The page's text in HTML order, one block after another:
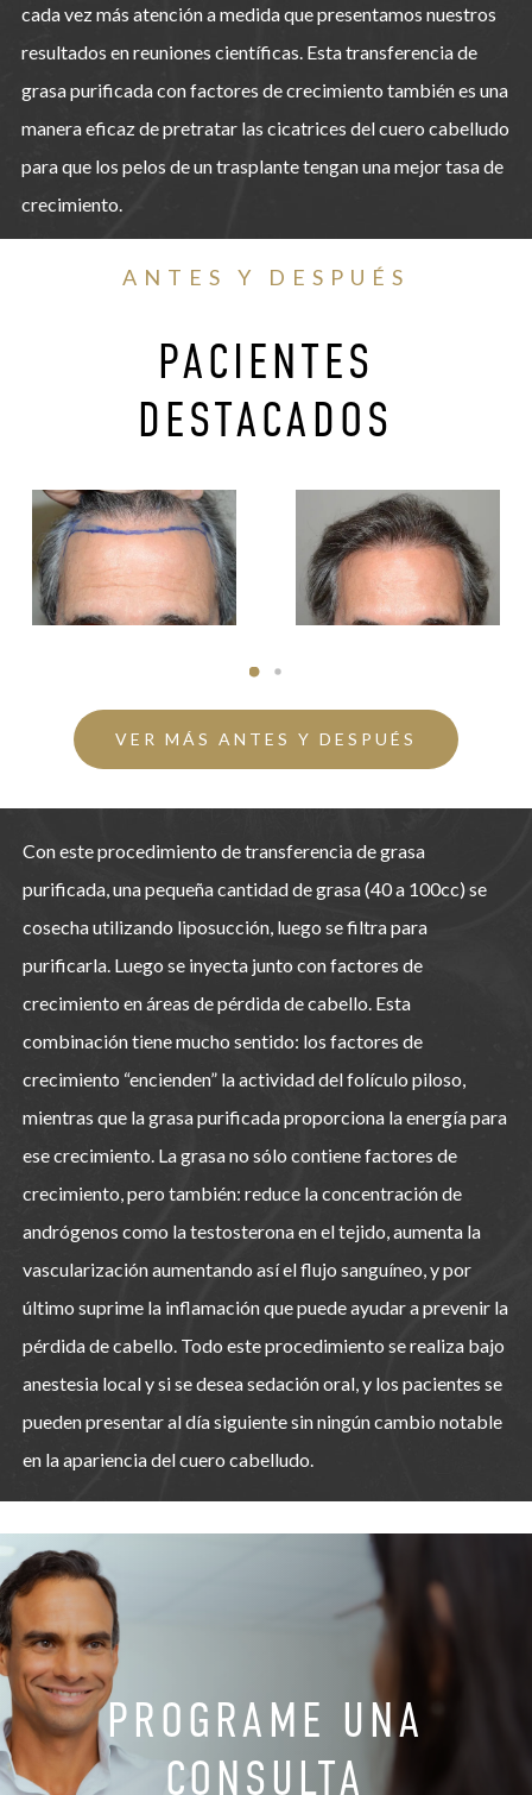
cada vez más atención a medida que presentamos nuestros
resultados en reuniones científicas. Esta transferencia de
grasa purificada con factores de crecimiento también es una
manera eficaz de pretratar las cicatrices del cuero cabelludo
para que los pelos de un trasplante tengan una mejor tasa de
crecimiento.
ANTES Y DESPUÉS
PACIENTES
DESTACADOS
VER MÁS ANTES Y DESPUÉS
Con este procedimiento de transferencia de grasa
purificada, una pequeña cantidad de grasa (40 a 100cc) se
cosecha utilizando liposucción, luego se filtra para
purificarla. Luego se inyecta junto con factores de
crecimiento en áreas de pérdida de cabello. Esta
combinación tiene mucho sentido: los factores de
crecimiento “encienden” la actividad del folículo piloso,
mientras que la grasa purificada proporciona la energía para
ese crecimiento. La grasa no sólo contiene factores de
crecimiento, pero también: reduce la concentración de
andrógenos como la testosterona en el tejido, aumenta la
vascularización aumentando así el flujo sanguíneo, y por
último suprime la inflamación que puede ayudar a prevenir la
pérdida de cabello. Todo este procedimiento se realiza bajo
anestesia local y si se desea sedación oral, y los pacientes se
pueden presentar al día siguiente sin ningún cambio notable
en la apariencia del cuero cabelludo.
PROGRAME UNA
CONSULTA